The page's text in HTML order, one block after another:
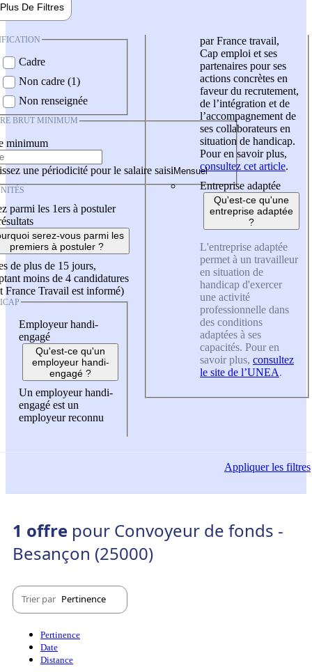
Plus De Filtres
Cadre
Non cadre (1)
Non renseignée
BRUT MINIMUM
minimum
une périodicité pour le salaire saisi
parmi les 1ers à postuler
serez-vous parmi les
premiers à postuler ?
de plus de 15 jours,
moins de 4 candidatures
France Travail est informé)
Employeur handi-
engagé
Qu'est-ce qu'un
employeur handi-
engagé ?
Un employeur handi-
engagé est un
employeur reconnu
par France travail,
Cap emploi et ses
partenaires pour ses
actions concrètes en
faveur du recrutement,
de l’intégration et de
l’accompagnement de
ses collaborateurs en
situation de handicap.
Pour en savoir plus,
consultez cet article.
Entreprise adaptée
Qu'est-ce qu'une
entreprise adaptée
?
L'entreprise adaptée
permet à un travailleur
en situation de
handicap d'exercer
une activité
professionnelle dans
des conditions
adaptées à ses
capacités. Pour en
savoir plus, consultez
le site de l’UNEA.
Appliquerles filtres
1 offre pour Convoyeur de fonds -
Besançon (25000)
Trier par Pertinence
Pertinence
Date
Distance